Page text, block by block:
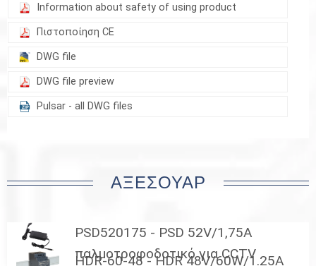
Information about safety of using product
Πιστοποίηση CE
DWG file
DWG file preview
Pulsar - all DWG files
ΑΞΕΣΟΥΆΡ
PSD520175 - PSD 52V/1,75A
παλμοτροφοδοτικό για CCTV
HDR-60-48 - HDR 48V/60W/1.25A